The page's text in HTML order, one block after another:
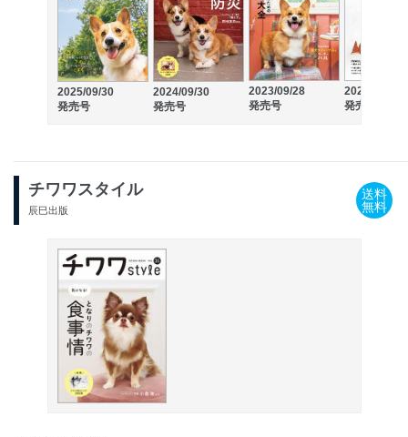
2025/09/30
発売号
2024/09/30
発売号
2023/09/28
発売号
2022/09/29
発売号
チワワスタイル
辰巳出版
送料
無料